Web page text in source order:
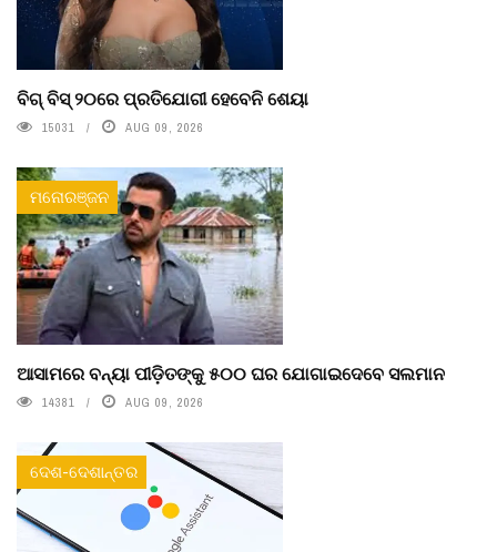
ବିଗ୍ ବିସ୍ ୨୦ରେ ପ୍ରତିଯୋଗୀ ହେବେନି ଶେୟା
15031 AUG 09, 2026
ମନୋରଞ୍ଜନ
ଆସାମରେ ବନ୍ୟା ପୀଡ଼ିତଙ୍କୁ ୫୦୦ ଘର ଯୋଗାଇଦେବେ ସଲମାନ
14381 AUG 09, 2026
ଦେଶ-ଦେଶାନ୍ତର